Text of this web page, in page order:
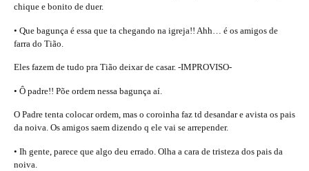
chique e bonito de duer.
• Que bagunça é essa que ta chegando na igreja!! Ahh… é os amigos de
farra do Tião.
Eles fazem de tudo pra Tião deixar de casar. -IMPROVISO-
• Ô padre!! Põe ordem nessa bagunça aí.
O Padre tenta colocar ordem, mas o coroinha faz td desandar e avista os pais
da noiva. Os amigos saem dizendo q ele vai se arrepender.
• Ih gente, parece que algo deu errado. Olha a cara de tristeza dos pais da
noiva.